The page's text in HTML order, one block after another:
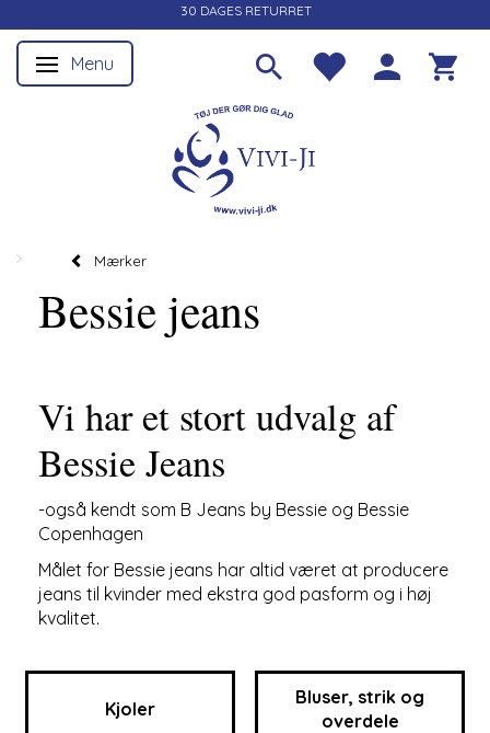
30 DAGES RETURRET
Skifte navigation
Menu
Mærker
Bessie jeans
Vi har et stort udvalg af
Bessie Jeans
-også kendt som B Jeans by Bessie og Bessie
Copenhagen
Målet for Bessie jeans har altid været at producere
jeans til kvinder med ekstra god pasform og i høj
kvalitet.
Kjoler
Bluser, strik og
overdele